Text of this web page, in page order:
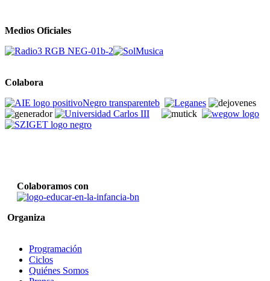
Medios Oficiales
Colabora
Colaboramos con
Organiza
Programación
Ciclos
Quiénes Somos